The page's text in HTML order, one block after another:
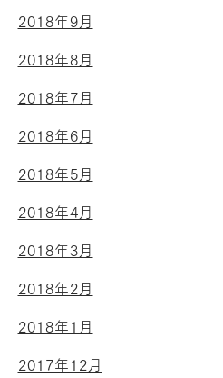
2018年9月
2018年8月
2018年7月
2018年6月
2018年5月
2018年4月
2018年3月
2018年2月
2018年1月
2017年12月